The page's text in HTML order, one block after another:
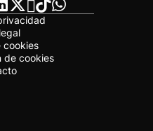
cookies
de cookies